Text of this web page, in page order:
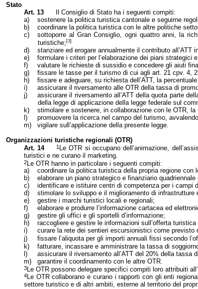
Stato
Art. 13
Il Consiglio di Stato ha i seguenti compiti:
a)
sostenere la politica turistica cantonale e seguirne
b)
coordinare la politica turistica con le altre politiche
c)
sottoporre al Gran Consiglio, ogni quattro anni, la
turistiche; [3]
d)
stanziare ed erogare annualmente il contributo
e)
formulare i criteri per l’elaborazione dei piani strategici
f)
valutare le richieste di sussidio e concedere gli aiuti
g)
fissare le tasse per il turismo di cui agli art. 21 cpv. 4,
h)
fissare e adeguare, su richiesta dell’ATT, la
i)
assicurare il riversamento alle OTR della tassa di
j)
assicurare il riversamento all’ATT della quota parte
della legge di applicazione della legge federale sul
k)
stimolare e sostenere, in collaborazione con le OTR,
l)
promuovere la ricerca nel campo del turismo,
m)
vigilare sull’applicazione della presente legge.
Organizzazioni turistiche regionali (OTR)
Art. 14
1 Le OTR si occupano dell’animazione,
turistici e ne curano il marketing.
2Le OTR hanno in particolare i seguenti compiti:
a)
coordinare la politica turistica della propria regione
b)
elaborare un piano strategico e finanziario
c)
identificare e istituire centri di competenza per i campi
d)
stimolare lo sviluppo e il miglioramento di
e)
gestire i marchi turistici locali e regionali;
f)
elaborare e produrre l’informazione cartacea ed
g)
gestire gli uffici e gli sportelli d’informazione;
h)
raccogliere e gestire le informazioni sull’offerta
i)
curare la rete dei sentieri escursionistici come
j)
fissare l’aliquota per gli importi annuali fissi secondo
k)
fatturare, incassare e amministrare la tassa di
l)
assicurare il riversamento all’ATT del 20% della tassa
m)
garantire il coordinamento con le altre OTR.
3Le OTR possono delegare specifici compiti loro attribuiti
4Le OTR collaborano e curano i rapporti con gli enti
settore turistico e di altri ambiti, esterne al territorio del